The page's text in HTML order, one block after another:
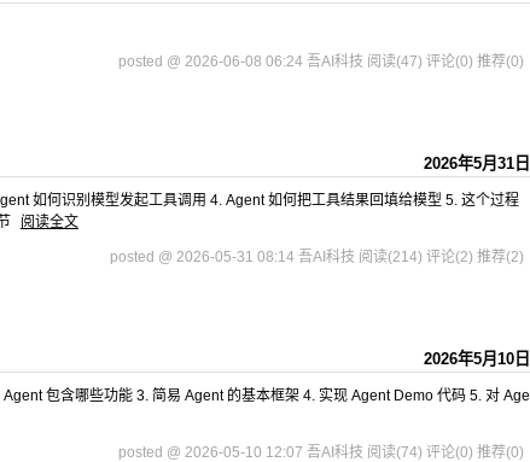
posted @ 2026-06-08 06:24 吾AI科技 阅读(47) 评论(0) 推荐(0)
2026年5月31日
如何识别模型发起工具调用 4. Agent 如何把工具结果回填给模型 5. 这个过程
阅读全文
posted @ 2026-05-31 08:14 吾AI科技 阅读(214) 评论(2) 推荐(2)
2026年5月10日
包含哪些功能 3. 简易 Agent 的基本框架 4. 实现 Agent Demo 代码 5. 对 Age
posted @ 2026-05-10 12:07 吾AI科技 阅读(74) 评论(0) 推荐(0)